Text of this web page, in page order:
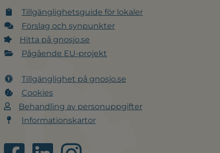
Tillgänglighetsguide för lokaler
Förslag och synpunkter
Hitta på gnosjo.se
Pågående EU-projekt
Tillgänglighet på gnosjo.se
Cookies
Behandling av personuppgifter
Informationskartor